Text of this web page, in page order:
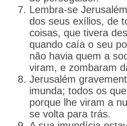
Lembra-se
dos seus exílios, de
coisas, que tivera
quando caía o seu
não havia quem a
viram, e zombaram
Jerusalém
imunda; todos os
porque lhe viram a
se volta para trás.